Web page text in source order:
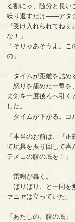
る割にゃ、随分と長い
繰り返すだけ――アタ
『受け入れられてね
な！」
「そりゃあそうよ。
の」
タイムが距離を詰め
怒りを籠めた一撃を
ま剣を一度後ろへ引
した。
タイムが下がる。コ
「本当のお前は、『
て玩具を振り回して
テメェの腹の底を！」
雷鳴が轟く。
ばりばり、と一同
ァニヤは立っていた。
「あたしの、腹の底」